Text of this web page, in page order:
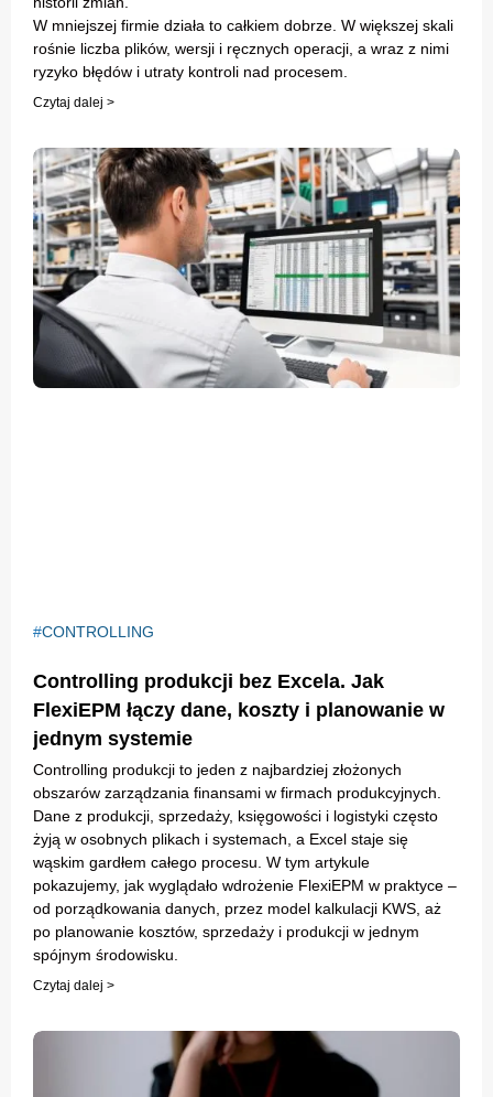
W mniejszej firmie działa to całkiem dobrze. W większej skali
rośnie liczba plików, wersji i ręcznych operacji, a wraz z nimi
ryzyko błędów i utraty kontroli nad procesem.
Czytaj dalej >
CONTROLLING
Controlling produkcji bez Excela. Jak
FlexiEPM łączy dane, koszty i planowanie w
jednym systemie
Controlling produkcji to jeden z najbardziej złożonych
obszarów zarządzania finansami w firmach produkcyjnych.
Dane z produkcji, sprzedaży, księgowości i logistyki często
żyją w osobnych plikach i systemach, a Excel staje się
wąskim gardłem całego procesu. W tym artykule
pokazujemy, jak wyglądało wdrożenie FlexiEPM w praktyce –
od porządkowania danych, przez model kalkulacji KWS, aż
po planowanie kosztów, sprzedaży i produkcji w jednym
spójnym środowisku.
Czytaj dalej >